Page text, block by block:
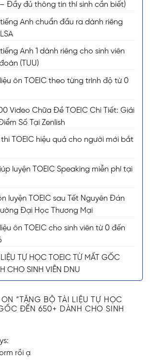
Đầy đủ thông tin thí sinh cần biết)
tiếng Anh chuẩn đầu ra dành riêng
Anh 1 dành riêng cho sinh viên
(TUU)
ôn TOEIC theo từng trình độ từ 0
Video Chữa Đề TOEIC Chi Tiết: Giải
Số Tại Zenlish
thi TOEIC hiệu quả cho người mới bắt
luyện TOEIC Speaking miễn phí tại
luyện TOEIC sau Tết Nguyên Đán
Đại Học Thương Mại
ôn TOEIC cho sinh viên từ 0 đến
LIỆU TỰ HỌC TOEIC TỪ MẤT GỐC
CHO SINH VIÊN DNU
“
TẶNG BỘ TÀI LIỆU TỰ HỌC
ĐẾN 650+ DÀNH CHO SINH
rồi ạ